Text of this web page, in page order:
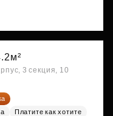
3 секция, 10
Платите как хотите